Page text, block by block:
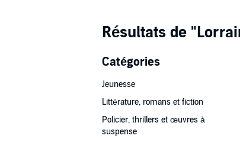
Résultats de
Catégories
Jeunesse
Littérature, romans et fiction
Policier, thrillers et œuvres à
suspense